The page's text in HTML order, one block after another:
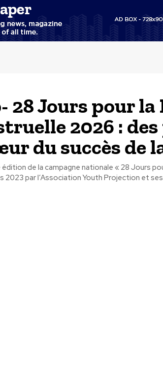
28 Jours pour
2026 :
du succès de
de la campagne nationale « 28 Jours
2023 par l’Association Youth Projection et